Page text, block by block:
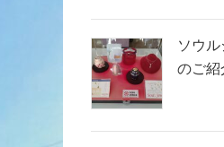
ソウ
のご紹